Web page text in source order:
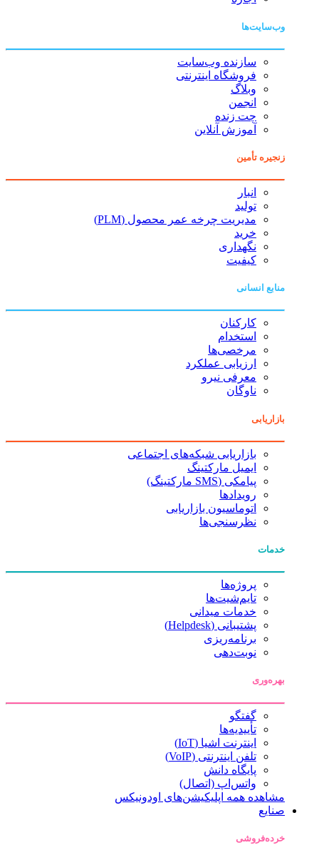
وب‌سایت‌ها
سازنده وب‌سایت
فروشگاه اینترنتی
وبلاگ
انجمن
چت زنده
آموزش آنلاین
زنجیره تأمین
انبار
تولید
مدیریت چرخه عمر محصول (PLM)
خرید
نگهداری
کیفیت
منابع انسانی
کارکنان
استخدام
مرخصی‌ها
ارزیابی عملکرد
معرفی نیرو
ناوگان
بازاریابی
بازاریابی شبکه‌های اجتماعی
ایمیل مارکتینگ
پیامکی (SMS مارکتینگ)
رویدادها
اتوماسیون بازاریابی
نظرسنجی‌ها
خدمات
پروژه‌ها
تایم‌شیت‌ها
خدمات میدانی
پشتیبانی (Helpdesk)
برنامه‌ریزی
نوبت‌دهی
بهره‌وری
گفتگو
تأییدیه‌ها
اینترنت اشیا (IoT)
تلفن اینترنتی (VoIP)
پایگاه دانش
واتس‌اپ (اتصال)
مشاهده همه اپلیکیشن‌های اودونیکس
صنایع
خرده‌فروشی